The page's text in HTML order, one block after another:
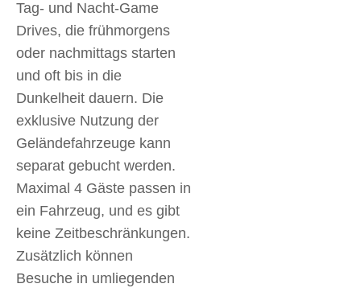
Tag- und Nacht-Game
Drives, die frühmorgens
oder nachmittags starten
und oft bis in die
Dunkelheit dauern. Die
exklusive Nutzung der
Geländefahrzeuge kann
separat gebucht werden.
Maximal 4 Gäste passen in
ein Fahrzeug, und es gibt
keine Zeitbeschränkungen.
Zusätzlich können
Besuche in umliegenden